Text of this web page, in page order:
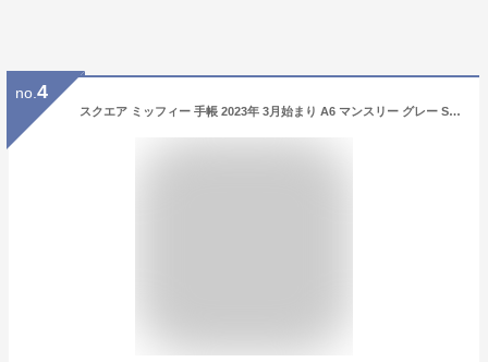
no. 4
スクエア ミッフィー 手帳 2023年 3月始まり A6 マンスリー グレー SD-MG